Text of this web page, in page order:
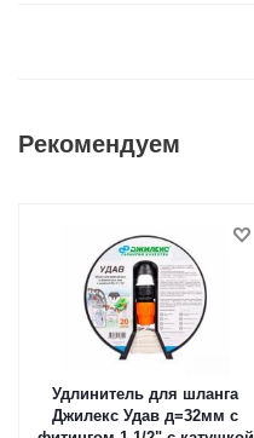
Рекомендуем
Удлинитель для шланга
Джилекс Удав д=32мм с